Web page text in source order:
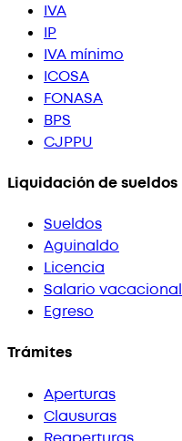
IVA
IP
IVA mínimo
ICOSA
FONASA
BPS
CJPPU
Liquidación de sueldos
Sueldos
Aguinaldo
Licencia
Salario vacacional
Egreso
Trámites
Aperturas
Clausuras